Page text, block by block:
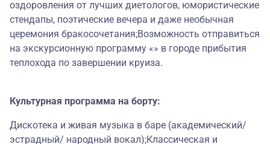
оздоровления от лучших диетологов, юмористические
стендапы, поэтические вечера и даже необычная
церемония бракосочетания;Возможность отправиться
на экскурсионную программу «» в городе прибытия
теплохода по завершении круиза.
Культурная программа на борту:
Дискотека и живая музыка в баре (академический/
эстрадный/ народный вокал);Классическая и